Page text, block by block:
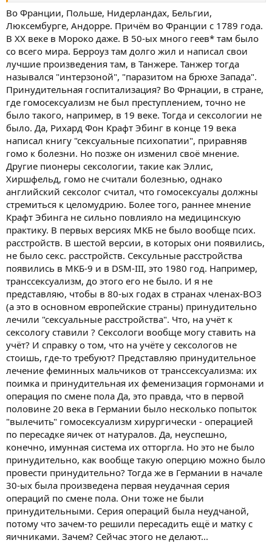
остальные начали... На мой взгляд, сам Овидий относится к
этому негативно: посмотрите, какие характеристики - "стал
виною", "юнцы недозрелые", "первины цветов обрывают" (тут
надо смотреть оригинал для большей уверенности, но просто
показываю, на что нужно обращать внимание в тексте). Жалеет
наш Овидий мальчиков ("Науку любви" помните?), явно
считает, что ранний сексуальный опыт много радости им не
приносит)
В той же главе Овидий рассказывает про Ганимеда - любовника
Зевса, и Гиацинта, любовника Аполлона. Кстати, есть еще
версия мифа, вот с ходу не скажу, где изложена, что диск в
голову Гиацианта швырнул Зефир - бог ветра, приревновав
юношу.
А вот еще интересно (сама в первый раз так внимательно
читаю)
Все же срамных Пропетид смел молвить язык, что Венера
Не божество. И тогда, говорят, из-за гнева богини
240 Первыми стали они торговать красотою телесной.
Откуда, согласно Овидия, проституция пошла) Любопытная
взаимосвязь, скажите - за отрицанием Венеры как божества
следует торговля своим телом?
Дальше идет рассказ про Пигмалиона, затем, как сам Овидий
говорит:
300 Страшное буду я петь. Прочь, дочери, прочь удалитесь
Вы все, отцы!
- это рассказ про Мирру, влюбившуюся и переспавшую с
собственным отцом.
Кстати, можно делать выводы по контрасту, как к чему Овидий
относился. Если к гомосексуализму он просто скептически
относится, то инцест для него дело явно постыдное,
отвратительное.
Ну вот, уже немножко. Но - обращаю ваше внимание! - на
примерах из греческой мифологии я делала предположение о
мировоззрении римского поэта. Потому что греческие мифы
пересказывает римлянин.
Во Франции, Польше, Нидерландах, Бельгии,
Люксембурге, Андорре. Причём во Франции с 1789 года.
В ХХ веке в Мороко даже. В 50-ых много геев* там было
со всего мира. Берроуз там долго жил и написал свои
лучшие произведения там, в Танжере. Танжер тогда
назывался "интерзоной", "паразитом на брюхе Запада".
Принудительная госпитализация? Во Фрнации, в стране,
где гомосексуализм не был преступлением, точно не
было такого, например, в 19 веке. Тогда и сексологии не
было. Да, Рихард Фон Крафт Эбинг в конце 19 века
написал книгу "сексуальные психопатии", приравняв
гомо к болезни. Но позже он изменил своё мнение.
Другие пионеры сексологии, такие как Эллис,
Хиршфельд, гомо не считали болезнью, однако
английский сексолог считал, что гомосексуалы должны
стремиться к целомудрию. Более того, раннее мнение
Крафт Эбинга не сильно повлияло на медицинскую
практику. В первых версиях МКБ не было вообще псих.
расстройств. В шестой версии, в которых они появились,
не было секс. расстройств. Сексульные расстройства
появились в МКБ-9 и в DSM-III, это 1980 год. Например,
транссексуализм, до этого его не было. И я не
представляю, чтобы в 80-ых годах в странах членах-ВОЗ
(а это в основном европейские страны) принудительно
лечили "сексуальные расстройства". Что, на учёт к
сексологу ставили ? Сексологи вообще могу ставить на
учёт? И справку о том, что на учёте у сексологов не
стоишь, где-то требуют? Представляю принудительное
лечение феминных мальчиков от транссексуализма: их
поимка и принудительная их феменизация гормонами и
операция по смене пола Да, это правда, что в первой
половине 20 века в Германии было несколько попыток
"вылечить" гомосексуализм хирургически - операцией
по пересадке яичек от натуралов. Да, неуспешно,
конечно, имунная система их отторгла. Но это не было
принудительно, как вообще такую оперцию можно было
провести принудительно? Тогда же в Германии в начале
30-ых была произведена первая неудачная серия
операций по смене пола. Они тоже не были
принудительными. Серия операций была неудчаной,
потому что зачем-то решили пересадить ещё и матку с
яичниками. Зачем? Сейчас этого не делают...